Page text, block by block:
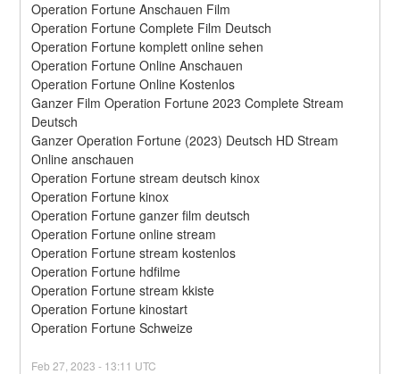
Operation Fortune Anschauen Film
Operation Fortune Complete Film Deutsch
Operation Fortune komplett online sehen
Operation Fortune Online Anschauen
Operation Fortune Online Kostenlos
Ganzer Film Operation Fortune 2023 Complete Stream
Deutsch
Ganzer Operation Fortune (2023) Deutsch HD Stream
Online anschauen
Operation Fortune stream deutsch kinox
Operation Fortune kinox
Operation Fortune ganzer film deutsch
Operation Fortune online stream
Operation Fortune stream kostenlos
Operation Fortune hdfilme
Operation Fortune stream kkiste
Operation Fortune kinostart
Operation Fortune Schweize
Feb27 ,2023 - 13:11 UTC